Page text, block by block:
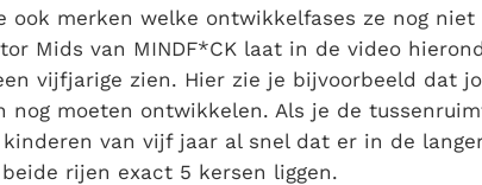
ook merken welke ontwikkelfases ze nog niet
Mids van MINDF*CK laat in de video
vijfjarige zien. Hier zie je bijvoorbeeld dat
nog moeten ontwikkelen. Als je de
van vijf jaar al snel dat er in de
rijen exact 5 kersen liggen.